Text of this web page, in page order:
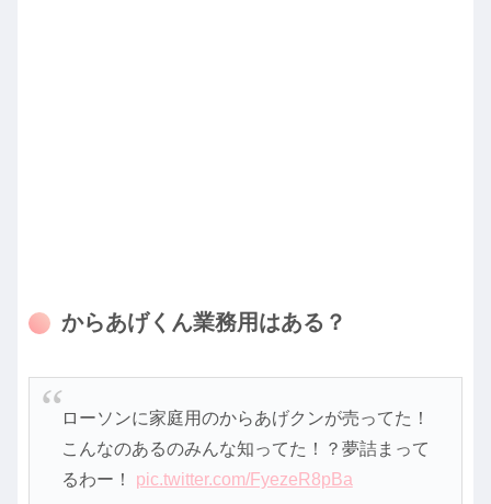
からあげくん業務用はある？
ローソンに家庭用のからあげクンが売ってた！
こんなのあるのみんな知ってた！？夢詰まって
るわー！ pic.twitter.com/FyezeR8pBa